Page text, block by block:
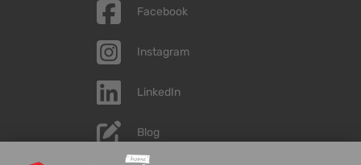
Facebook
Instagram
LinkedIn
Blog